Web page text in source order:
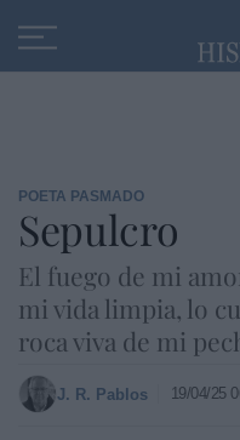
POETA PASMADO
Sepulcro
El fuego de mi
mi vida limpia, lo
roca viva de mi
J. R. Pablos 19/04/25